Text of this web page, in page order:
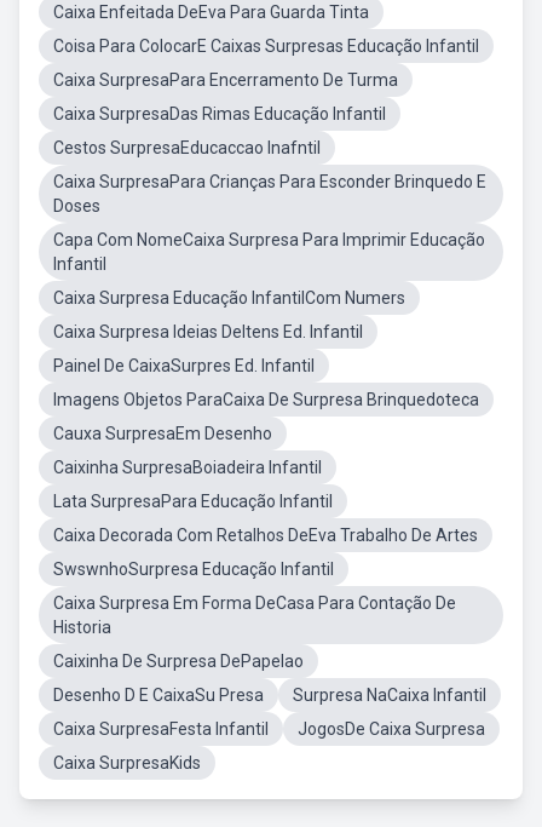
Caixa Enfeitada DeEva Para Guarda Tinta
Coisa Para ColocarE Caixas Surpresas Educação Infantil
Caixa SurpresaPara Encerramento De Turma
Caixa SurpresaDas Rimas Educação Infantil
Cestos SurpresaEducaccao Inafntil
Caixa SurpresaPara Crianças Para Esconder Brinquedo E
Doses
Capa Com NomeCaixa Surpresa Para Imprimir Educação
Infantil
Caixa Surpresa Educação InfantilCom Numers
Caixa Surpresa Ideias DeItens Ed. Infantil
Painel De CaixaSurpres Ed. Infantil
Imagens Objetos ParaCaixa De Surpresa Brinquedoteca
Cauxa SurpresaEm Desenho
Caixinha SurpresaBoiadeira Infantil
Lata SurpresaPara Educação Infantil
Caixa Decorada Com Retalhos DeEva Trabalho De Artes
SwswnhoSurpresa Educação Infantil
Caixa Surpresa Em Forma DeCasa Para Contação De
Historia
Caixinha De Surpresa DePapelao
Desenho D E CaixaSu Presa
Surpresa NaCaixa Infantil
Caixa SurpresaFesta Infantil
JogosDe Caixa Surpresa
Caixa SurpresaKids